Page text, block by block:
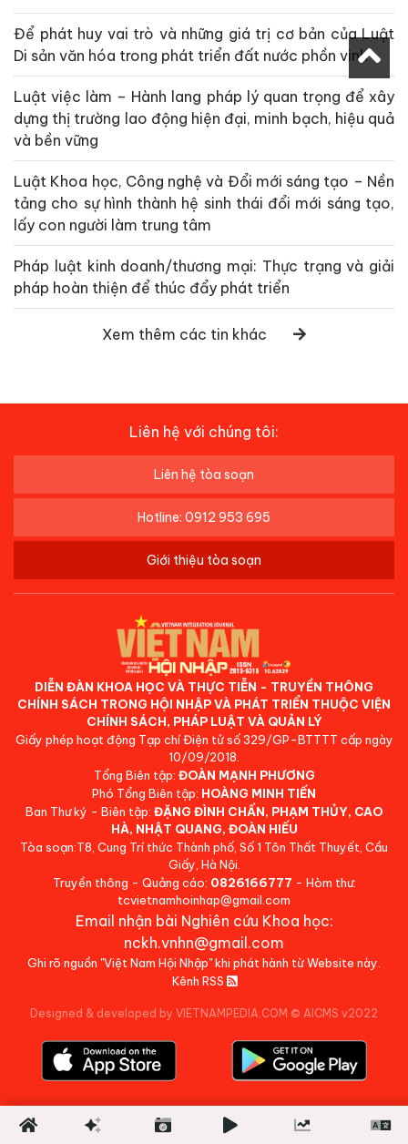
Để phát huy vai trò và những giá trị cơ bản của Luật
Di sản văn hóa trong phát triển đất nước phồn vinh
Luật việc làm – Hành lang pháp lý quan trọng để xây
dựng thị trường lao động hiện đại, minh bạch, hiệu quả
và bền vững
Luật Khoa học, Công nghệ và Đổi mới sáng tạo – Nền
tảng cho sự hình thành hệ sinh thái đổi mới sáng tạo,
lấy con người làm trung tâm
Pháp luật kinh doanh/thương mại: Thực trạng và giải
pháp hoàn thiện để thúc đẩy phát triển
Xem thêm các tin khác
Liên hệ với chúng tôi:
Liên hệ tòa soạn
Hotline: 0912 953 695
Giới thiệu tòa soạn
DIỄN ĐÀN KHOA HỌC VÀ THỰC TIỄN - TRUYỀN THÔNG
CHÍNH SÁCH TRONG HỘI NHẬP VÀ PHÁT TRIỂN THUỘC VIỆN
CHÍNH SÁCH, PHÁP LUẬT VÀ QUẢN LÝ
Giấy phép hoạt động Tạp chí Điện tử số 329/GP-BTTTT cấp ngày
10/09/2018.
Tổng Biên tập: ĐOÀN MẠNH PHƯƠNG
Phó Tổng Biên tập: HOÀNG MINH TIẾN
Ban Thư ký - Biên tập: ĐẶNG ĐÌNH CHẤN, PHẠM THỦY, CAO
HÀ, NHẬT QUANG, ĐOÀN HIẾU
Tòa soạn:T8, Cung Trí thức Thành phố, Số 1 Tôn Thất Thuyết, Cầu
Giấy, Hà Nội.
Truyền thông - Quảng cáo: 0826166777 - Hòm thư:
tcvietnamhoinhap@gmail.com
Email nhận bài Nghiên cứu Khoa học:
nckh.vnhn@gmail.com
Ghi rõ nguồn "Việt Nam Hội Nhập" khi phát hành từ Website này.
Kênh RSS
Designed & developed by VIETNAMPEDIA.COM © AICMS v2022